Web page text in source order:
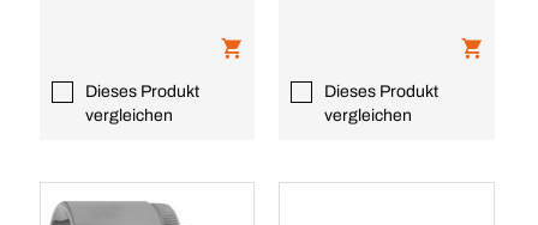
Dieses Produkt
vergleichen
Dieses Produkt
vergleichen